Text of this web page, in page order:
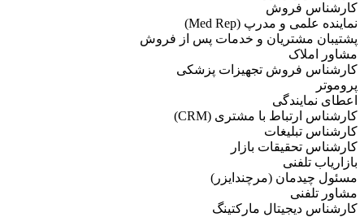
کارشناس فروش
نماینده علمی و مدرپ (Med Rep)
پشتیبان مشتریان و خدمات پس از فروش
مشاور املاک
کارشناس فروش تجهیزات پزشکی
پروموتر
اعطای نمایندگی
کارشناس ارتباط با مشتری (CRM)
کارشناس تبلیغات
کارشناس تحقیقات بازار
بازاریاب تلفنی
مسئول چیدمان (مرچندایزر)
مشاور تلفنی
کارشناس دیجیتال مارکتینگ